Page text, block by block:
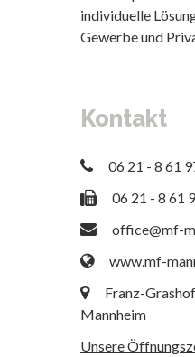
individuelle
Gewerbe und
Kontakt
06 21 - 8 61
06 21 - 8 61
office@mf-
www.mf-
Franz-
Mannheim
Unsere